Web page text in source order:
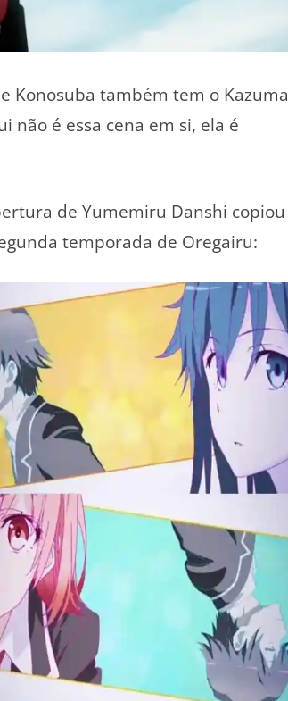
Konosuba também tem o Kazuma
não é essa cena em si, ela é
de Yumemiru Danshi copiou
temporada de Oregairu: